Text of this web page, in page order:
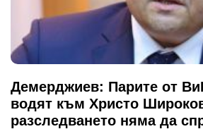
Демерджиев: Парите от
водят към Христо
разследването няма да